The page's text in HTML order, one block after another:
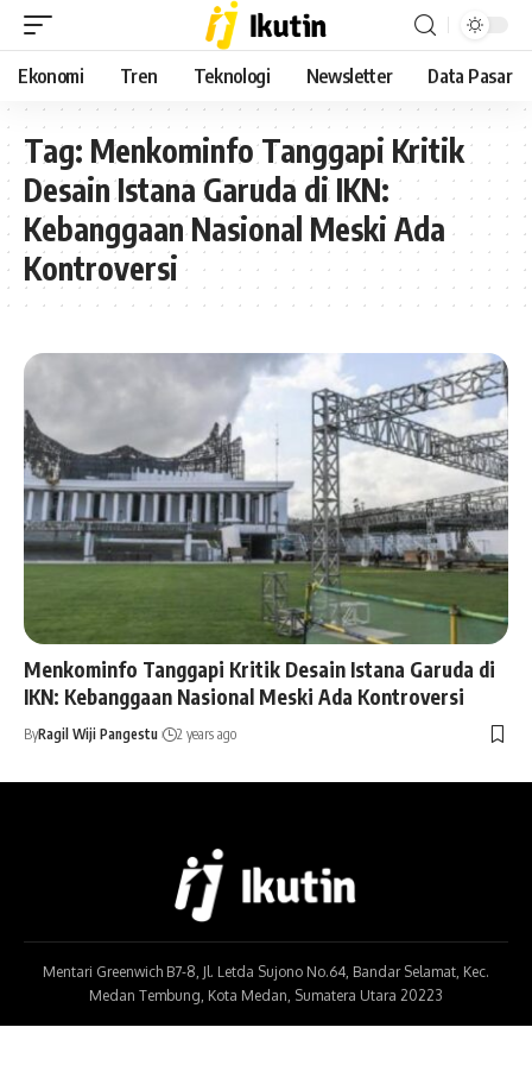
Ekonomi Tren Teknologi Newsletter Data Pasar
Tag: Menkominfo Tanggapi Kritik
Desain Istana Garuda di IKN:
Kebanggaan Nasional Meski Ada
Kontroversi
Menkominfo Tanggapi Kritik Desain Istana Garuda di
IKN: Kebanggaan Nasional Meski Ada Kontroversi
ByRagil Wiji Pangestu 2 years ago
Mentari Greenwich B7-8, Jl. Letda Sujono No.64, Bandar Selamat, Kec.
Medan Tembung, Kota Medan, Sumatera Utara 20223